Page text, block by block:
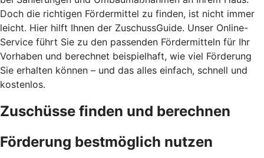
Doch die richtigen Fördermittel zu finden, ist nicht immer
leicht. Hier hilft Ihnen der ZuschussGuide. Unser Online-
Service führt Sie zu den passenden Fördermitteln für Ihr
Vorhaben und berechnet beispielhaft, wie viel Förderung
Sie erhalten können – und das alles einfach, schnell und
kostenlos.
Zuschüsse finden und berechnen
Förderung bestmöglich nutzen